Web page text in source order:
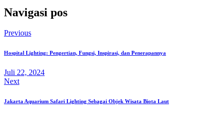
Navigasi pos
Previous
Hospital Lighting: Pengertian, Fungsi, Inspirasi, dan Penerapannya
Juli 22, 2024
Next
Jakarta Aquarium Safari Lighting Sebagai Objek Wisata Biota Laut